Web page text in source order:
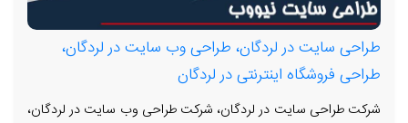
طراحی سایت در لردگان، طراحی وب سایت در لردگان،
طراحی فروشگاه اینترنتی در لردگان
شرکت طراحی سایت در لردگان، شرکت طراحی وب سایت در لردگان،